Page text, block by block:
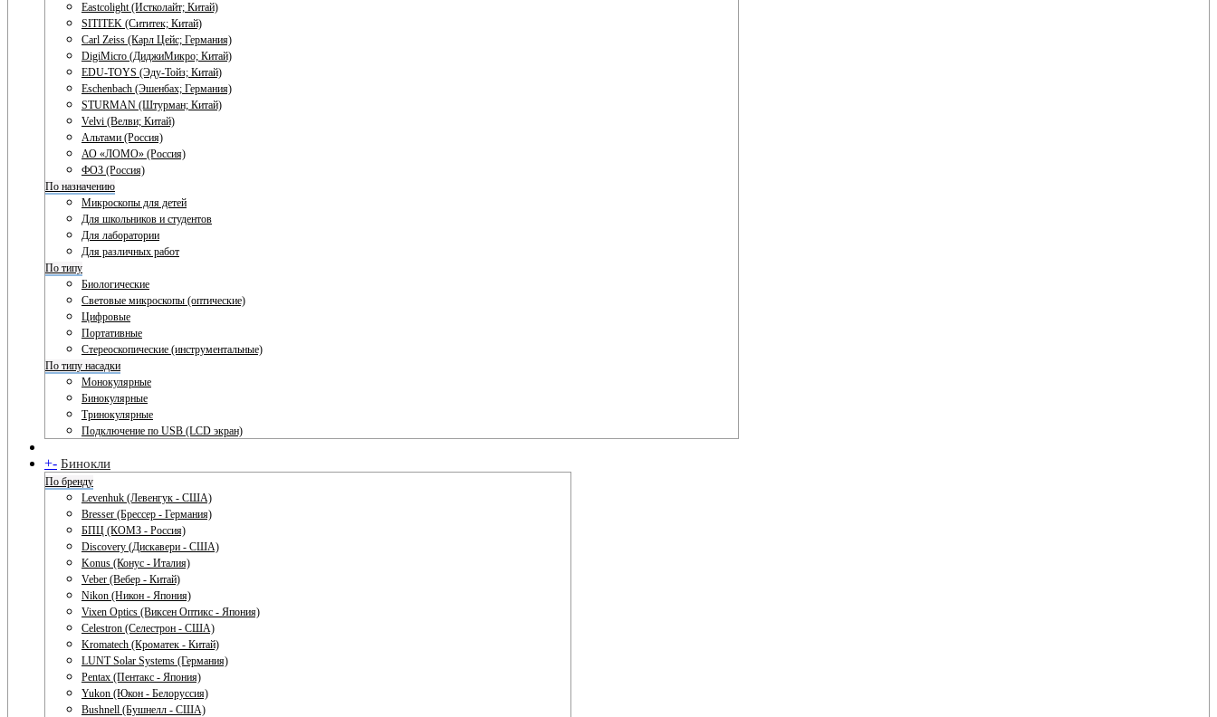
Eastcolight (Истколайт; Китай)
SITITEK (Сититек; Китай)
Carl Zeiss (Карл Цейс; Германия)
DigiMicro (ДиджиМикро; Китай)
EDU-TOYS (Эду-Тойз; Китай)
Eschenbach (Эшенбах; Германия)
STURMAN (Штурман; Китай)
Velvi (Велви; Китай)
Альтами (Россия)
АО «ЛОМО» (Россия)
ФОЗ (Россия)
По назначению
Микроскопы для детей
Для школьников и студентов
Для лаборатории
Для различных работ
По типу
Биологические
Световые микроскопы (оптические)
Цифровые
Портативные
Стереоскопические (инструментальные)
По типу насадки
Монокулярные
Бинокулярные
Тринокулярные
Подключение по USB (LCD экран)
+- Бинокли
По бренду
Levenhuk (Левенгук - США)
Bresser (Брессер - Германия)
БПЦ (КОМЗ - Россия)
Discovery (Дискавери - США)
Konus (Конус - Италия)
Veber (Вебер - Китай)
Nikon (Никон - Япония)
Vixen Optics (Виксен Оптикс - Япония)
Celestron (Селестрон - США)
Kromatech (Кроматек - Китай)
LUNT Solar Systems (Германия)
Pentax (Пентакс - Япония)
Yukon (Юкон - Белоруссия)
Bushnell (Бушнелл - США)